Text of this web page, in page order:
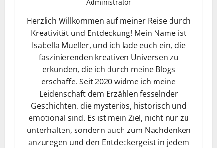
Administrator
Herzlich Willkommen auf meiner Reise durch
Kreativität und Entdeckung! Mein Name ist
Isabella Mueller, und ich lade euch ein, die
faszinierenden kreativen Universen zu
erkunden, die ich durch meine Blogs
erschaffe. Seit 2020 widme ich meine
Leidenschaft dem Erzählen fesselnder
Geschichten, die mysteriös, historisch und
emotional sind. Es ist mein Ziel, nicht nur zu
unterhalten, sondern auch zum Nachdenken
anzuregen und den Entdeckergeist in jedem